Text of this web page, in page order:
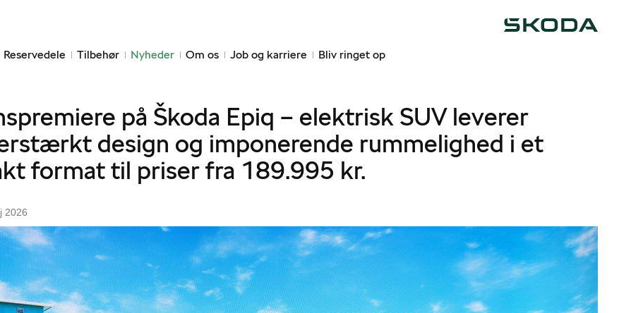
Reservedele Tilbehør Nyheder Om os Job og karriere Bliv ringet op
på Škoda Epiq – elektrisk SUV leverer
design og imponerende rummelighed i et
format til priser fra 189.995 kr.
2026